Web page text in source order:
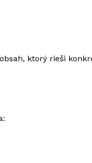
ktorý rieši